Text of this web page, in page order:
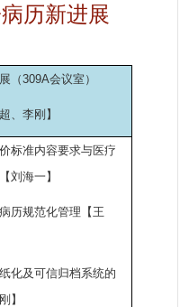
历新进展
（309A会议室）
、李刚】
标准内容要求与医疗
刘海一】
历规范化管理【王
化及可信归档系统的
】